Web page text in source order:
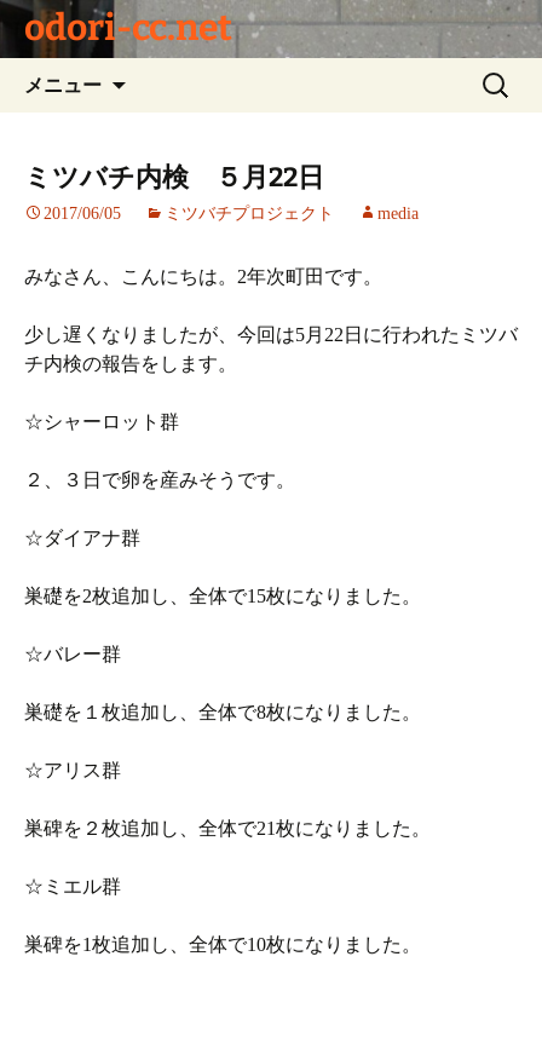
odori-cc.net
メニュー
ツ
キ
プ
検
索:
ミツバチ内検 ５月22日
2017/06/05 ミツバチプロジェクト media
みなさん、こんにちは。2年次町田です。
少し遅くなりましたが、今回は5月22日に行われたミツバ
チ内検の報告をします。
☆シャーロット群
２、３日で卵を産みそうです。
☆ダイアナ群
巣礎を2枚追加し、全体で15枚になりました。
☆バレー群
巣礎を１枚追加し、全体で8枚になりました。
☆アリス群
巣碑を２枚追加し、全体で21枚になりました。
☆ミエル群
巣碑を1枚追加し、全体で10枚になりました。